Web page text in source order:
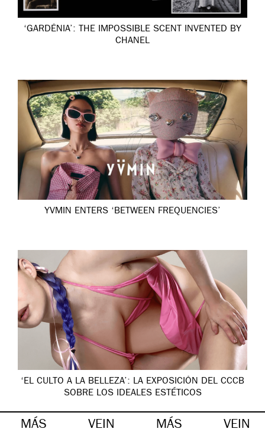
‘GARDÉNIA’: THE IMPOSSIBLE SCENT INVENTED BY
CHANEL
YVMIN ENTERS ‘BETWEEN FREQUENCIES’
‘EL CULTO A LA BELLEZA’: LA EXPOSICIÓN DEL CCCB
SOBRE LOS IDEALES ESTÉTICOS
MÁS VEIN MÁS VEIN